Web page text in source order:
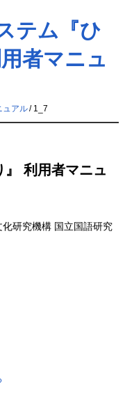
テム『ひ
者マニュ
ュアル / 1_7
』 利用者マニュ
研究機構 国立国語研究